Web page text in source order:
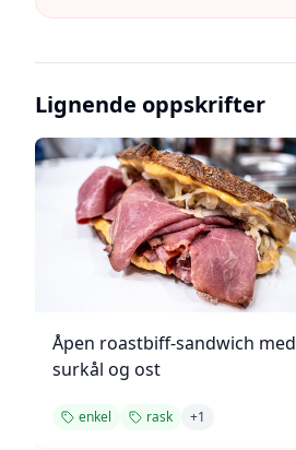
Lignende oppskrifter
Åpen roastbiff-sandwich med
surkål og ost
enkel rask +1